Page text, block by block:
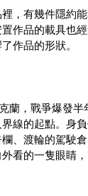
，有幾件隱約
作品的載具也
作品的形狀。
蘭，戰爭爆發
線的起點。身
、渡輪的駕駛
看的一隻眼睛